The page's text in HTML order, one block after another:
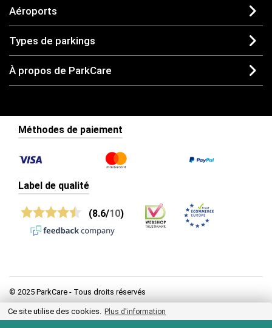
Aéroports
Types de parkings
À propos de ParkCare
Méthodes de paiement
Label de qualité
(8.6/10)
© 2025 ParkCare - Tous droits réservés
Politique de confidentialité
Ce site utilise des cookies. Plus d'information